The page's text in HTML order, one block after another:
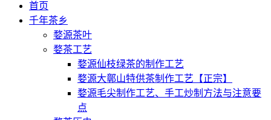
首页
千年茶乡
婺源茶叶
婺茶工艺
婺源仙枝绿茶的制作工艺
婺源大鄣山特供茶制作工艺【正宗】
婺源毛尖制作工艺、手工炒制方法与注意要
点